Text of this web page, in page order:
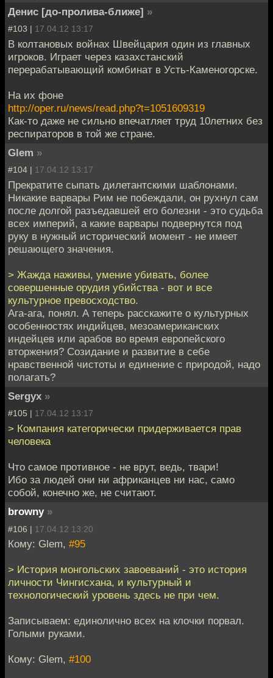
Денис [до-пролива-ближе] »
#103 | 17.04.12 13:17
В колтановых войнах Швейцария один из главных
игроков. Играет через казахстанский
перерабатывающий комбинат в Усть-Каменогорске.
На их фоне
http://oper.ru/news/read.php?t=1051609319
Как-то даже не сильно впечатляет труд 10летних без
респираторов в той же стране.
Glem »
#104 | 17.04.12 13:17
Прекратите сыпать дилетантскими шаблонами.
Никакие варвары Рим не побеждали, он рухнул сам
после долгой разъедавшей его болезни - это судьба
всех империй, а какие варвары подвернутся под
руку в нужный исторический момент - не имеет
решающего значения.
> Жажда наживы, умение убивать, более
совершенные орудия убийства - вот и все
культурное превосходство.
Ага-ага, понял. А теперь расскажите о культурных
особенностях индийцев, мезоамериканских
индейцев или арабов во время европейского
вторжения? Созидание и развитие в себе
нравственной чистоты и единение с природой, надо
полагать?
Sergyx »
#105 | 17.04.12 13:17
> Компания категорически придерживается прав
человека
Что самое противное - не врут, ведь, твари!
Ибо за людей они ни африканцев ни нас, само
собой, конечно же, не считают.
browny »
#106 | 17.04.12 13:20
Кому: Glem, #95
> История монгольских завоеваний - это история
личности Чингисхана, и культурный и
технологический уровень здесь не при чем.
Записываем: единолично всех на клочки порвал.
Голыми руками.
Кому: Glem, #100